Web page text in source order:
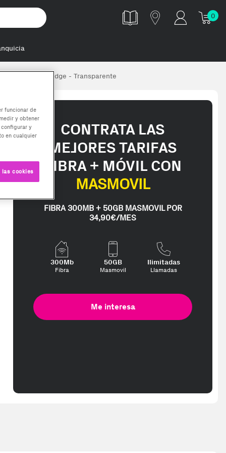
0
Active Edge - Transparente
CONTRATA LAS
MEJORES TARIFAS
FIBRA + MÓVIL CON
MASMOVIL
FIBRA 300MB + 50GB MASMOVIL POR
34,90€/MES
300Mb
Fibra
50GB
Masmovil
Ilimitadas
Llamadas
Me interesa
funcionar de
y obtener
y
en cualquier
cookies